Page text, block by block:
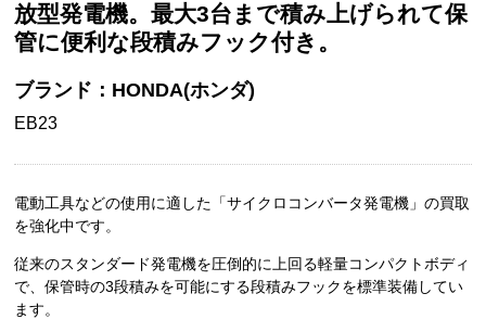
放型発電機。最大3台まで積み上げられて保
管に便利な段積みフック付き。
ブランド：HONDA(ホンダ)
EB23
電動工具などの使用に適した「サイクロコンバータ発電機」の買取
を強化中です。
従来のスタンダード発電機を圧倒的に上回る軽量コンパクトボディ
で、保管時の3段積みを可能にする段積みフックを標準装備してい
ます。